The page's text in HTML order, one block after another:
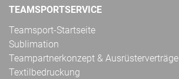
TEAMSPORTSERVICE
Teamsport-Startseite
Sublimation
Teampartnerkonzept & Ausrüsterverträge
Textilbedruckung